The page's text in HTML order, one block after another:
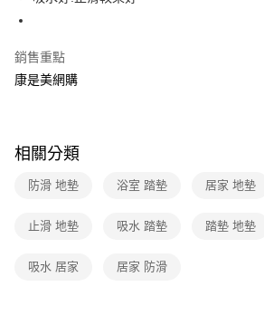
悠遊付
Google Pay
每筆NT$100，滿NT$799(含以上)免運費
銷售重點
康是美網購
相關分類
防滑 地墊 浴室 踏墊 居家 地墊
止滑 地墊 吸水 踏墊 踏墊 地墊
吸水 居家 居家 防滑